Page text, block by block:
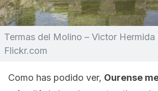
Termas del Molino – Victor Hermida
Flickr.com
Como has podido ver, Ourense